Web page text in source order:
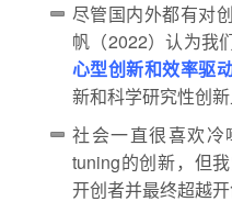
尽管国内外都有对
帆（2022）认为我
心型创新和效率驱
新和科学研究性创
社会一直很喜欢冷
tuning的创新，但
开创者并最终超越